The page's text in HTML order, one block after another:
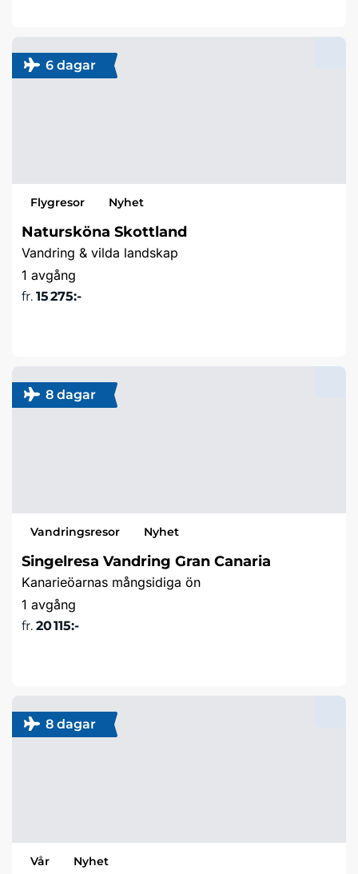
6 dagar
Flygresor Nyhet
Natursköna Skottland
Vandring & vilda landskap
1 avgång
fr. 15 275:-
8 dagar
Vandringsresor Nyhet
Singelresa Vandring Gran Canaria
Kanarieöarnas mångsidiga ön
1 avgång
fr. 20 115:-
8 dagar
Vår Nyhet